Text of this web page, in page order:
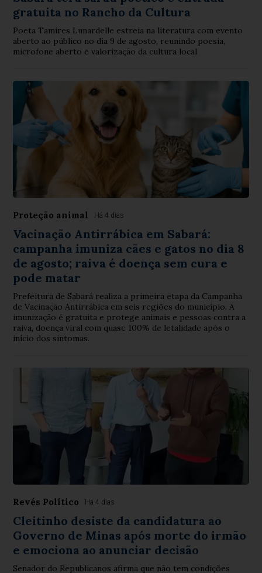
gratuita no Rancho da Cultura
Poeta Tamires Lunardelle estreia na literatura com evento
aberto ao público no dia 9 de agosto, reunindo poesia,
microfone aberto e valorização da cultura local
Proteção animal Há 4 dias
Vacinação Antirrábica em Sabará:
campanha imuniza cães e gatos no dia 8
de agosto; raiva é doença sem cura e
pode matar
Prefeitura de Sabará realiza a primeira etapa da Campanha
de Vacinação Antirrábica em seis regiões do município. A
imunização é gratuita e protege animais e pessoas contra a
raiva, doença viral com quase 100% de letalidade após o
início dos sintomas.
Revés Político Há 4 dias
Cleitinho desiste da candidatura ao
Governo de Minas após morte do irmão
e emociona ao anunciar decisão
Senador do Republicanos afirma que não tem condições